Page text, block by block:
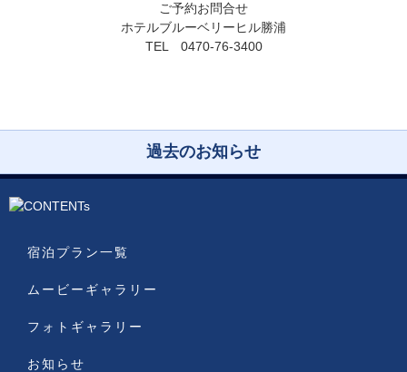
ご予約お問合せ
ホテルブルーベリーヒル勝浦
TEL 0470-76-3400
過去のお知らせ
宿泊プラン一覧
ムービーギャラリー
フォトギャラリー
お知らせ